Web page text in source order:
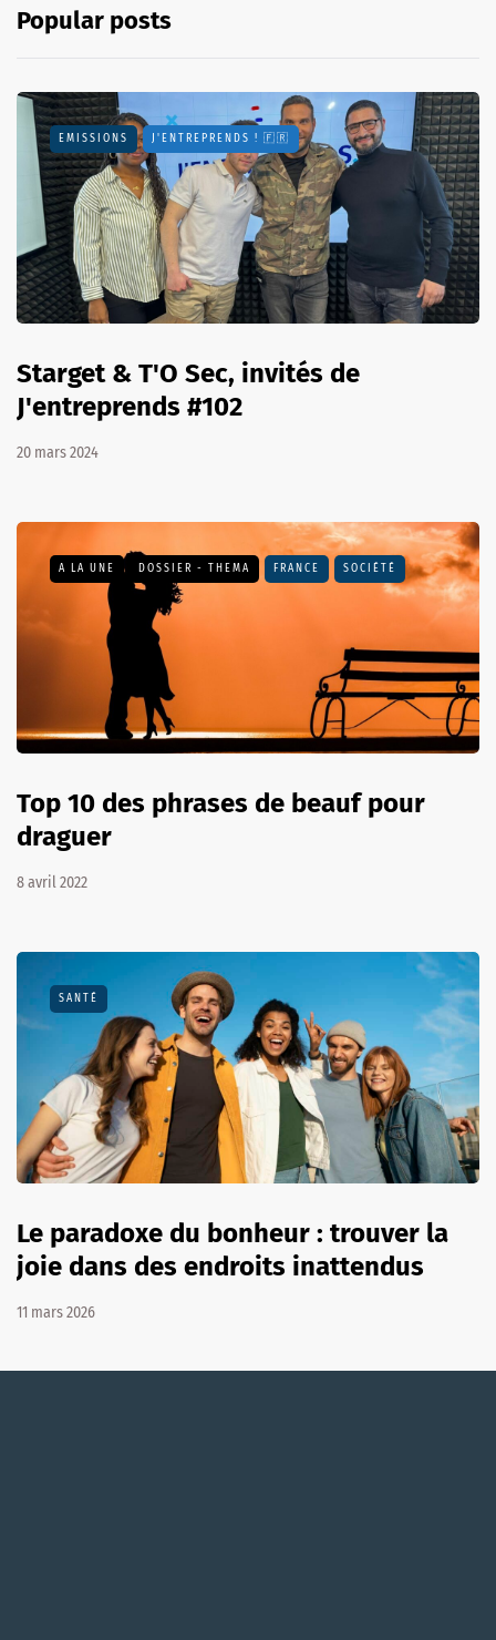
Popular posts
EMISSIONS J'ENTREPRENDS ! 🇫🇷
Starget & T'O Sec, invités de
J'entreprends #102
20 mars 2024
A LA UNE DOSSIER - THEMA FRANCE SOCIÉTÉ
Top 10 des phrases de beauf pour
draguer
8 avril 2022
SANTÉ
Le paradoxe du bonheur : trouver la
joie dans des endroits inattendus
11 mars 2026